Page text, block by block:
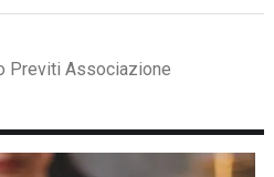
Previti Associazione